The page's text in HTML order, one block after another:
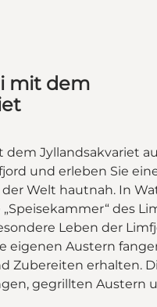
mit dem
dem Jyllandsakvariet
und erleben Sie
Welt hautnah. In
des
Leben der
eigenen Austern
Zubereiten erhalten.
gegrillten Austern